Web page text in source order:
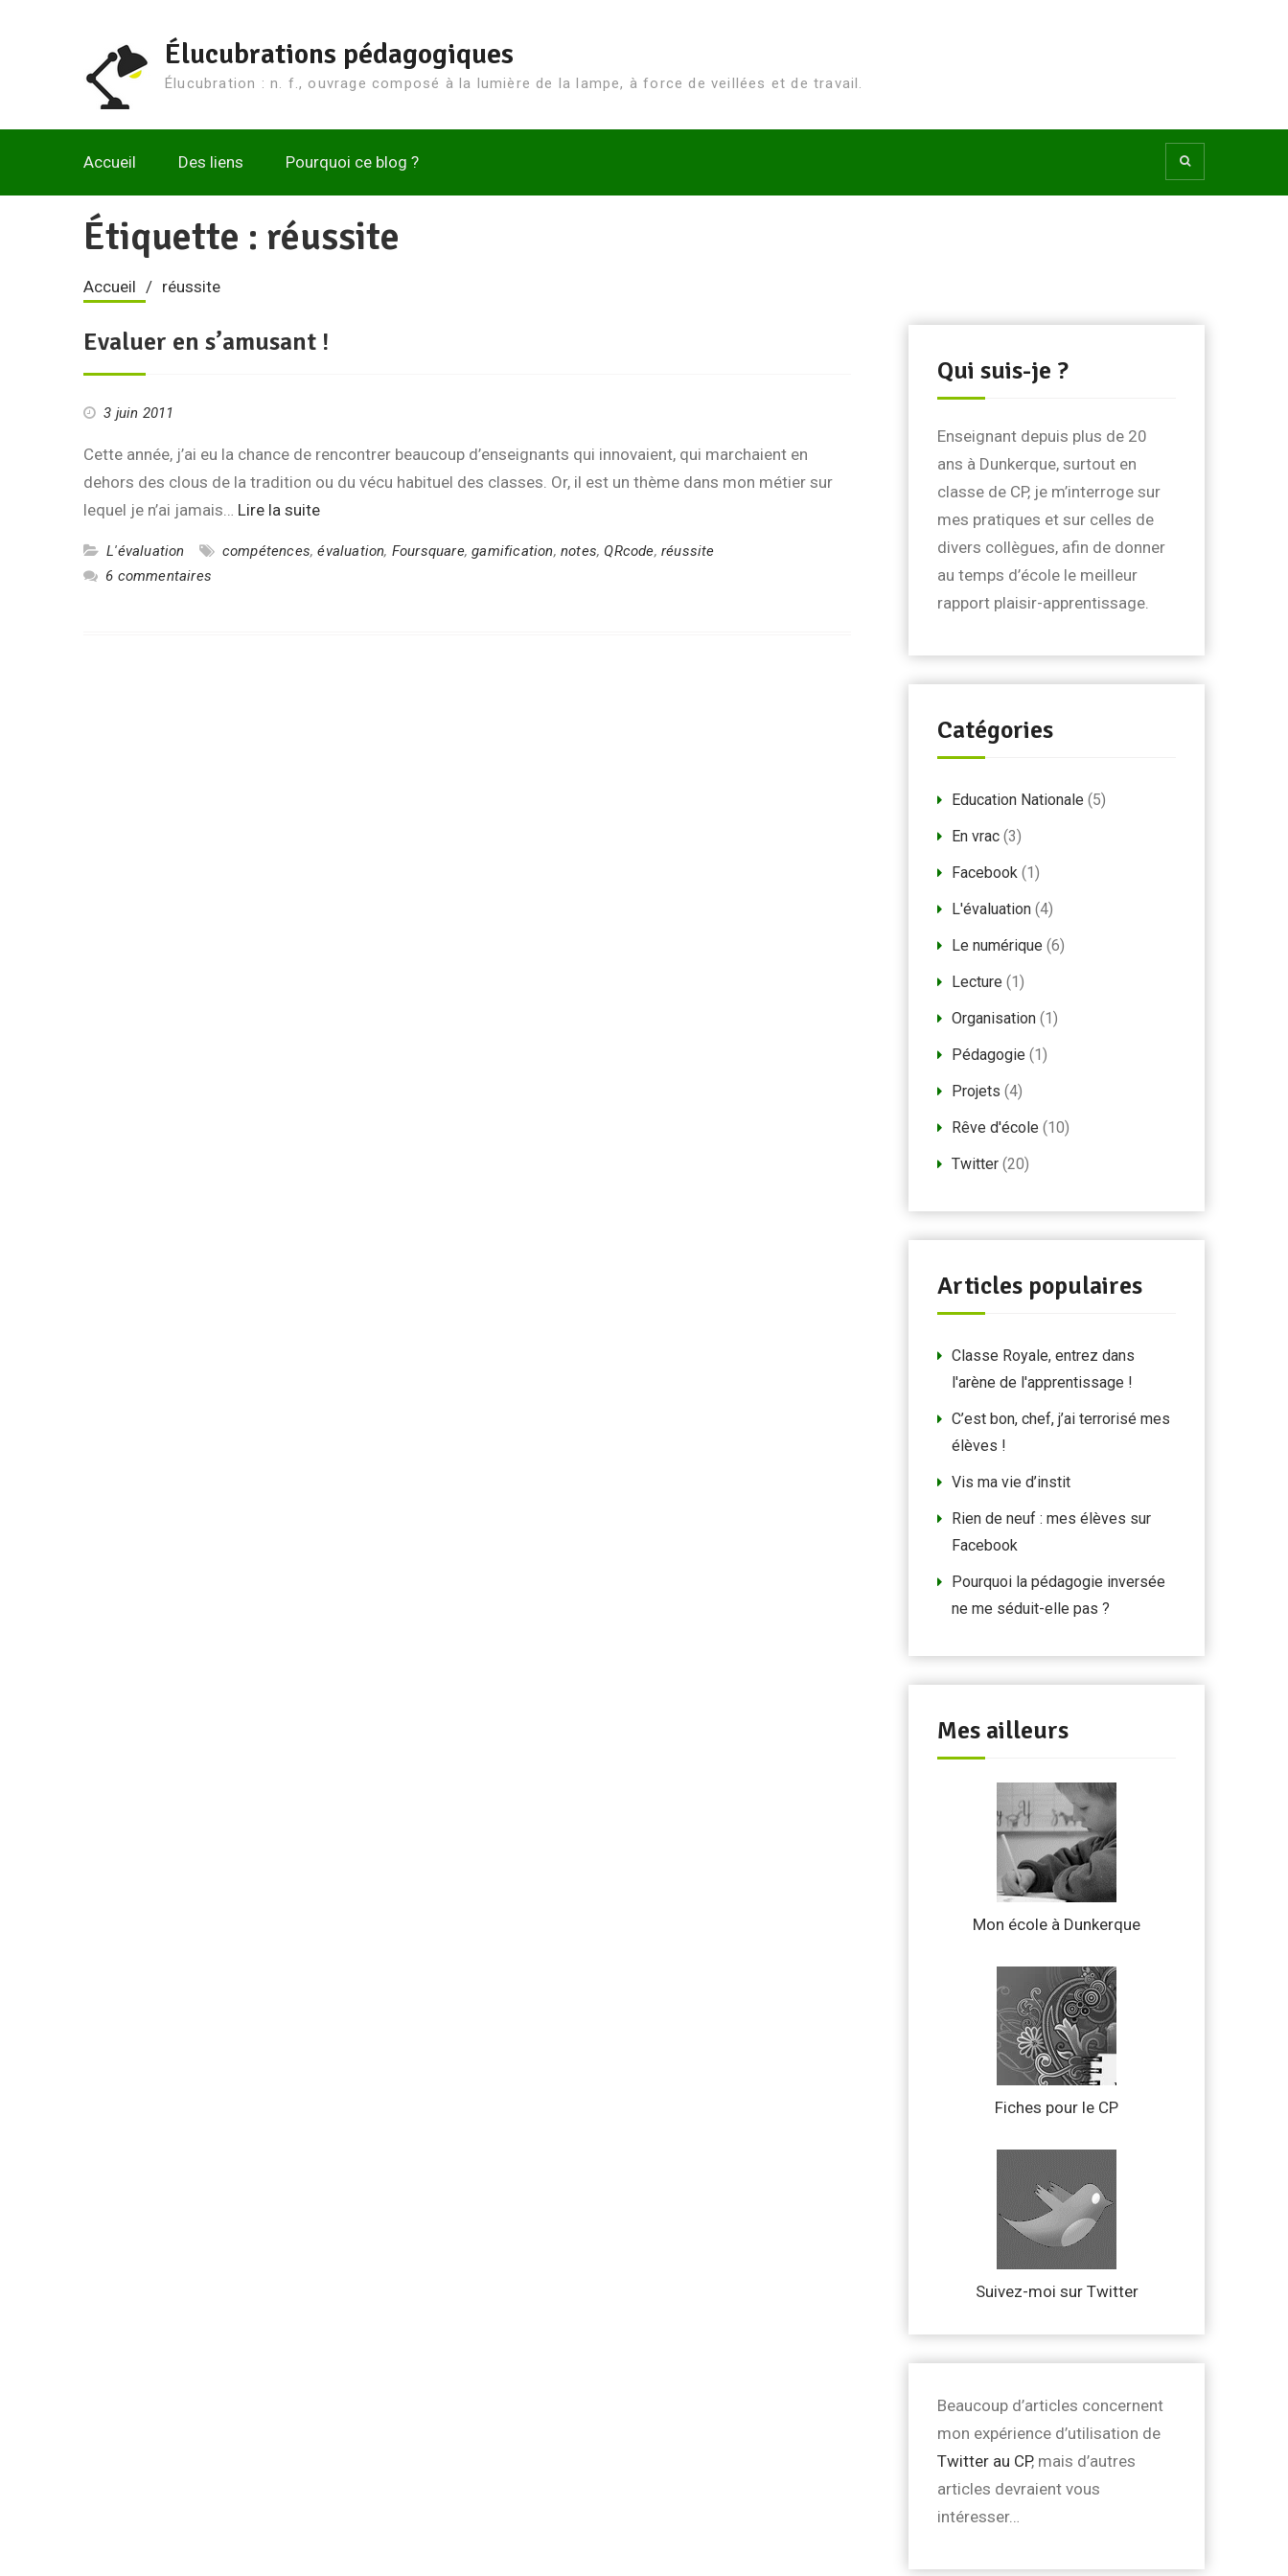
Élucubrations pédagogiques
Élucubration : n. f., ouvrage composé à la lumière de la lampe, à force de veillées et de travail.
Accueil Des liens Pourquoi ce blog ?
Étiquette : réussite
Accueil réussite
Evaluer en s’amusant !
3 juin 2011
Cette année, j’ai eu la chance de rencontrer beaucoup d’enseignants qui innovaient, qui marchaient en
dehors des clous de la tradition ou du vécu habituel des classes. Or, il est un thème dans mon métier sur
lequel je n’ai jamais… Lire la suite
L'évaluation compétences,évaluation, Foursquare,gamification,notes, QRcode,réussite
6 commentaires
Qui suis-je ?
Enseignant depuis plus de 20
ans à Dunkerque, surtout en
classe de CP, je m’interroge sur
mes pratiques et sur celles de
divers collègues, afin de donner
au temps d’école le meilleur
rapport plaisir-apprentissage.
Catégories
Education Nationale (5)
En vrac (3)
Facebook (1)
L'évaluation (4)
Le numérique (6)
Lecture (1)
Organisation (1)
Pédagogie (1)
Projets (4)
Rêve d'école (10)
Twitter (20)
Articles populaires
Classe Royale, entrez dans
l'arène de l'apprentissage !
C’est bon, chef, j’ai terrorisé mes
élèves !
Vis ma vie d’instit
Rien de neuf : mes élèves sur
Facebook
Pourquoi la pédagogie inversée
ne me séduit-elle pas ?
Mes ailleurs
Mon école à Dunkerque
Fiches pour le CP
Suivez-moi sur Twitter
Beaucoup d’articles concernent
mon expérience d’utilisation de
Twitter au CP, mais d’autres
articles devraient vous
intéresser…